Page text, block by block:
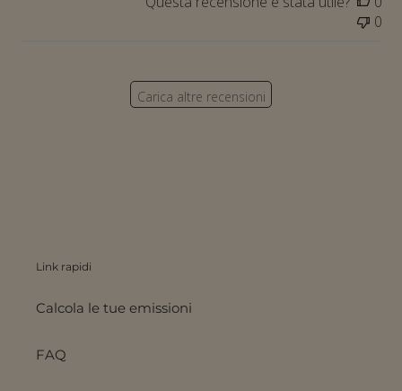
0
Carica altre recensioni
Link rapidi
Calcola le tue emissioni
FAQ